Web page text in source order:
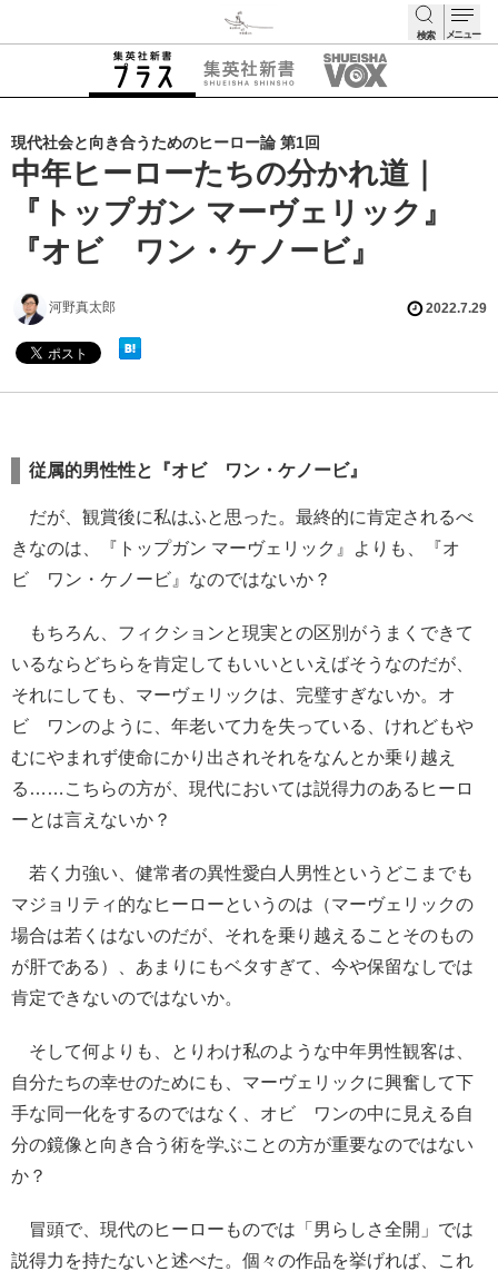
検索 メニュー
現代社会と向き合うためのヒーロー論 第1回
中年ヒーローたちの分かれ道｜
『トップガン マーヴェリック』
『オビ゠ワン・ケノービ』
河野真太郎 2022.7.29
従属的男性性と『オビ゠ワン・ケノービ』
だが、観賞後に私はふと思った。最終的に肯定されるべ
きなのは、『トップガン マーヴェリック』よりも、『オ
ビ゠ワン・ケノービ』なのではないか？
もちろん、フィクションと現実との区別がうまくできて
いるならどちらを肯定してもいいといえばそうなのだが、
それにしても、マーヴェリックは、完璧すぎないか。オ
ビ゠ワンのように、年老いて力を失っている、けれどもや
むにやまれず使命にかり出されそれをなんとか乗り越え
る……こちらの方が、現代においては説得力のあるヒーロ
ーとは言えないか？
若く力強い、健常者の異性愛白人男性というどこまでも
マジョリティ的なヒーローというのは（マーヴェリックの
場合は若くはないのだが、それを乗り越えることそのもの
が肝である）、あまりにもベタすぎて、今や保留なしでは
肯定できないのではないか。
そして何よりも、とりわけ私のような中年男性観客は、
自分たちの幸せのためにも、マーヴェリックに興奮して下
手な同一化をするのではなく、オビ゠ワンの中に見える自
分の鏡像と向き合う術を学ぶことの方が重要なのではない
か？
冒頭で、現代のヒーローものでは「男らしさ全開」では
説得力を持たないと述べた。個々の作品を挙げれば、これ